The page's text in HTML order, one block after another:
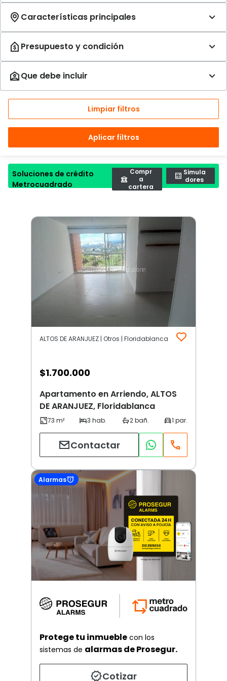
Limpiar filtros
Aplicar filtros
Soluciones de crédito
Metrocuadrado
Compr
a
cartera
Simula
dores
ALTOS DE ARANJUEZ | Otros | Floridablanca
$1.700.000
Apartamento en Arriendo, ALTOS
DE ARANJUEZ, Floridablanca
Contactar
Alarmas
Protege tu inmueble con los
sistemas de alarmas de Prosegur.
Cotizar